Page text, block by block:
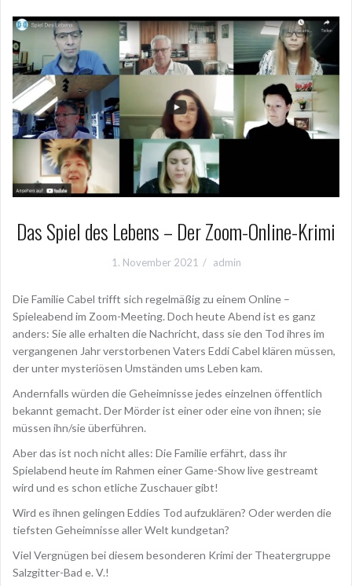
Das Spiel des Lebens – Der Zoom-Online-Krimi
1. November 2021 admin
Die Familie Cabel trifft sich regelmäßig zu einem Online –
Spieleabend im Zoom-Meeting. Doch heute Abend ist es ganz
anders: Sie alle erhalten die Nachricht, dass sie den Tod ihres im
vergangenen Jahr verstorbenen Vaters Eddi Cabel klären müssen,
der unter mysteriösen Umständen ums Leben kam.
Andernfalls würden die Geheimnisse jedes einzelnen öffentlich
bekannt gemacht. Der Mörder ist einer oder eine von ihnen; sie
müssen ihn/sie überführen.
Aber das ist noch nicht alles: Die Familie erfährt, dass ihr
Spielabend heute im Rahmen einer Game-Show live gestreamt
wird und es schon etliche Zuschauer gibt!
Wird es ihnen gelingen Eddies Tod aufzuklären? Oder werden die
tiefsten Geheimnisse aller Welt kundgetan?
Viel Vergnügen bei diesem besonderen Krimi der Theatergruppe
Salzgitter-Bad e. V.!